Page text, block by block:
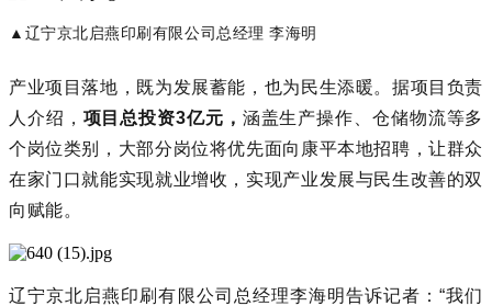
▲辽宁京北启燕印刷有限公司总经理 李海明
产业项目落地，既为发展蓄能，也为民生添暖。据项目负责
人介绍， 项目总投资3亿元， 涵盖生产操作、仓储物流等多
个岗位类别，大部分岗位将优先面向康平本地招聘，让群众
在家门口就能实现就业增收，实现产业发展与民生改善的双
向赋能。
辽宁京北启燕印刷有限公司总经理李海明告诉记者：“我们